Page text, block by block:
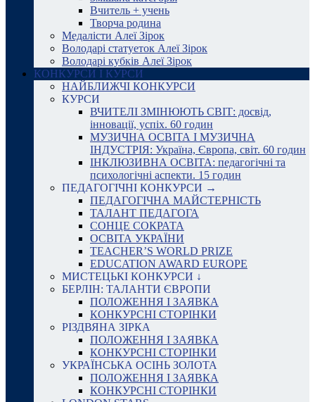
Вчитель + учень
Творча родина
Медалісти Алеї Зірок
Володарі статуеток Алеї Зірок
Володарі кубків Алеї Зірок
КОНКУРСИ І КУРСИ
НАЙБЛИЖЧІ КОНКУРСИ
КУРСИ
ВЧИТЕЛІ ЗМІНЮЮТЬ СВІТ: досвід,
інновації, успіх. 60 годин
МУЗИЧНА ОСВІТА І МУЗИЧНА
ІНДУСТРІЯ: Україна, Європа, світ. 60 годин
ІНКЛЮЗИВНА ОСВІТА: педагогічні та
психологічні аспекти. 15 годин
ПЕДАГОГІЧНІ КОНКУРСИ →
ПЕДАГОГІЧНА МАЙСТЕРНІСТЬ
ТАЛАНТ ПЕДАГОГА
СОНЦЕ СОКРАТА
ОСВІТА УКРАЇНИ
TEACHER’S WORLD PRIZE
EDUCATION AWARD EUROPE
МИСТЕЦЬКІ КОНКУРСИ ↓
БЕРЛІН: ТАЛАНТИ ЄВРОПИ
ПОЛОЖЕННЯ І ЗАЯВКА
КОНКУРСНІ СТОРІНКИ
РІЗДВЯНА ЗІРКА
ПОЛОЖЕННЯ І ЗАЯВКА
КОНКУРСНІ СТОРІНКИ
УКРАЇНСЬКА ОСІНЬ ЗОЛОТА
ПОЛОЖЕННЯ І ЗАЯВКА
КОНКУРСНІ СТОРІНКИ